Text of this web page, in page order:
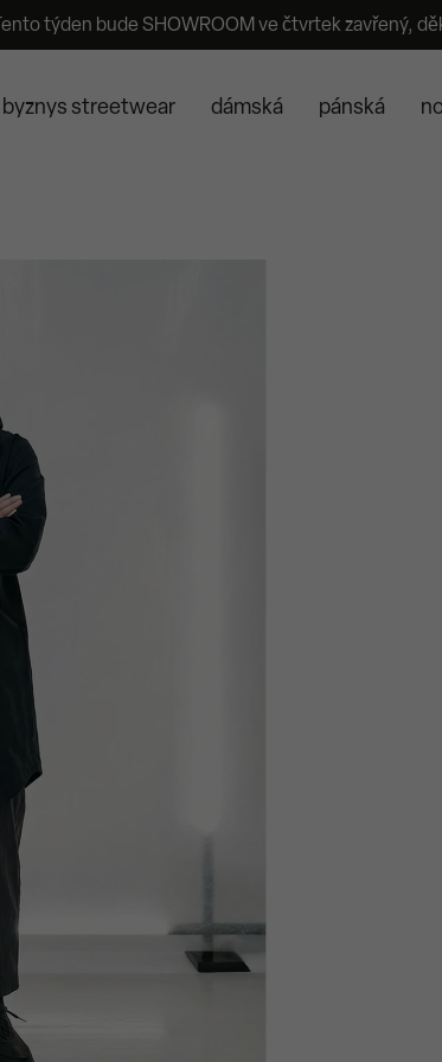
Tento týden bude SHOWROOM ve čtvrtek zavřený,
byznys streetwear dámská pánská